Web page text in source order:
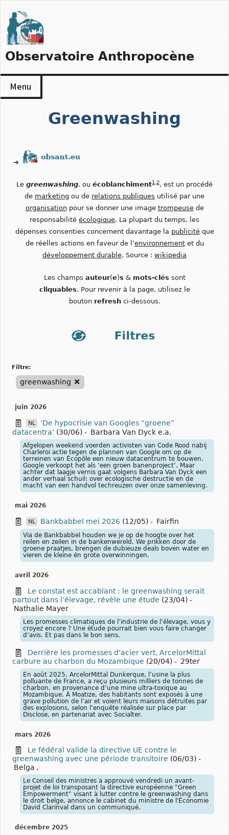
to
content
Observatoire Anthropocène
Menu
Greenwashing
➔
Le greenwashing, ou écoblanchiment1 2, est un procédé
de marketing ou de relations publiques utilisé par une
organisationpour se donner une image trompeusede
responsabilité écologique. La plupart du temps, les
dépenses consenties concernent davantage la publicitéque
de réelles actions en faveur de l’environnementet du
développement durable. Source : wikipedia
Les champs auteur(e)s & mots-clés sont
cliquables. Pour revenir à la page, utilisez le
bouton refreshci-dessous.
filtre:
greenwashing
juin 2026
NL
‘De hypocrisie van Googles “groene”
datacentra’ (30/06) - Barbara Van Dyck e.a.
Afgelopen weekend voerden activisten van Code Rood nabij
Charleroi actie tegen de plannen van Google om op de
terreinen van Écopôle een nieuw datacentrum te bouwen.
Google verkoopt het als ‘een groen banenproject’. Maar
achter dat laagje vernis gaat volgens Barbara Van Dyck een
ander verhaal schuil: over ecologische destructie en de
macht van een handvol techreuzen over onze samenleving.
mai 2026
NL Bankbabbel mei 2026 (12/05) - Fairfin
Via de Bankbabbel houden we je op de hoogte over het
reilen en zeilen in de bankenwereld. We prikken door de
groene praatjes, brengen de dubieuze deals boven water en
vieren de kleine én grote overwinningen.
avril 2026
Le constat est accablant : le greenwashing serait
partout dans l’élevage, révèle une étude (23/04) -
Nathalie Mayer
Les promesses climatiques de l’industrie de l’élevage, vous y
croyez encore ? Une étude pourrait bien vous faire changer
d’avis. Et pas dans le bon sens.
Derrière les promesses d'acier vert, ArcelorMittal
carbure au charbon du Mozambique (20/04) - 29ter
En août 2025, ArcelorMittal Dunkerque, l’usine la plus
polluante de France, a reçu plusieurs milliers de tonnes de
charbon, en provenance d’une mine ultra-toxique au
Mozambique. À Moatize, des habitants sont exposés à une
grave pollution de l’air et voient leurs maisons détruites par
des explosions, selon l’enquête réalisée sur place par
Disclose, en partenariat avec Socialter.
mars 2026
Le fédéral valide la directive UE contre le
greenwashing avec une période transitoire (06/03) -
Belga ,
Le Conseil des ministres a approuvé vendredi un avant-
projet de loi transposant la directive européenne "Green
Empowerment" visant à lutter contre le greenwashing dans
le droit belge, annonce le cabinet du ministre de l'Économie
David Clarinval dans un communiqué.
décembre 2025